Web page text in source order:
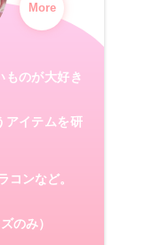
More
ものが大好き
アイテムを研
コンなど。
のみ）